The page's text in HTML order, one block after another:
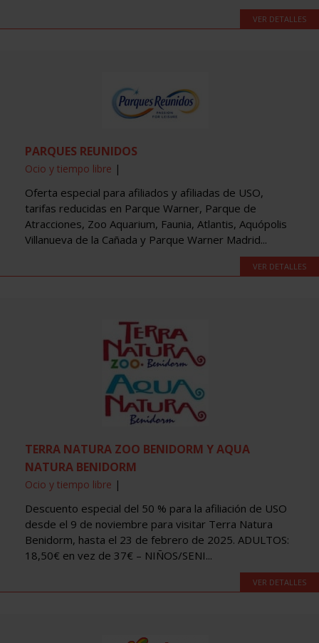
VER DETALLES
PARQUES REUNIDOS
Ocio y tiempo libre |
Oferta especial para afiliados y afiliadas de USO,
tarifas reducidas en Parque Warner, Parque de
Atracciones, Zoo Aquarium, Faunia, Atlantis, Aquópolis
Villanueva de la Cañada y Parque Warner Madrid...
VER DETALLES
TERRA NATURA ZOO BENIDORM Y AQUA
NATURA BENIDORM
Ocio y tiempo libre |
Descuento especial del 50 % para la afiliación de USO
desde el 9 de noviembre para visitar Terra Natura
Benidorm, hasta el 23 de febrero de 2025. ADULTOS:
18,50€ en vez de 37€ – NIÑOS/SENI...
VER DETALLES